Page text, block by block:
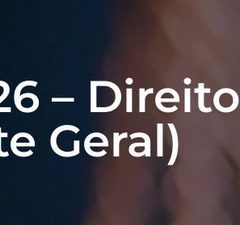
– Direito
Geral)